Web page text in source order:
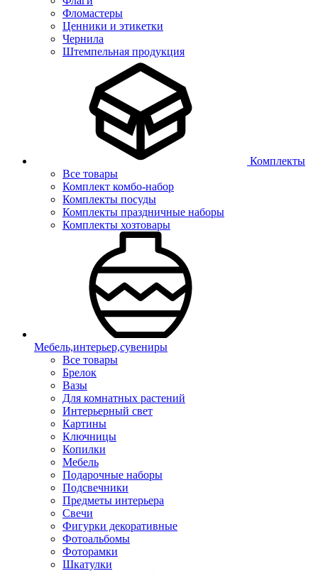
Фломастеры
Ценники и этикетки
Чернила
Штемпельная продукция
Комплекты
Все товары
Комплект комбо-набор
Комплекты посуды
Комплекты праздничные наборы
Комплекты хозтовары
Мебель,интерьер,сувениры
Все товары
Брелок
Вазы
Для комнатных растений
Интерьерный свет
Картины
Ключницы
Копилки
Мебель
Подарочные наборы
Подсвечники
Предметы интерьера
Свечи
Фигурки декоративные
Фотоальбомы
Фоторамки
Шкатулки